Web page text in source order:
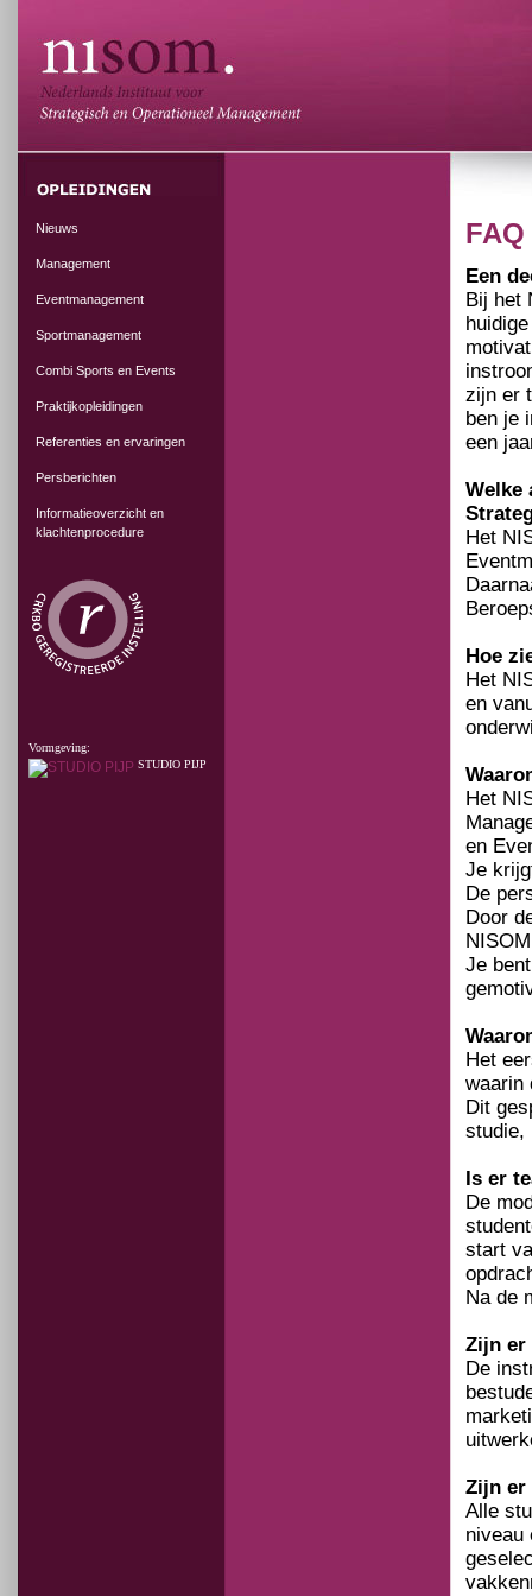
Nieuws
Management
Eventmanagement
Sportmanagement
Combi Sports en Events
Praktijkopleidingen
Referenties en ervaringen
Persberichten
Informatieoverzicht en
klachtenprocedure
Vormgeving:
STUDIO PIJP
FAQ
Een
Bij het
zijn er
ben je
een
Welke
Het
Hoe
Het
en
Het
en
Je
De
Door
Je
Het
waarin
Dit
studie,
Is er
De
start
Na de
Zijn er
De
Zijn er
Alle
niveau